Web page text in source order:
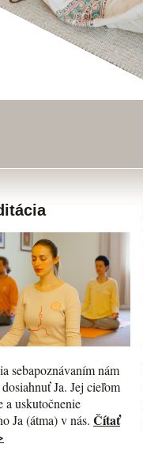
sebapoznávaním nám
Ja. Jej cieľom
a uskutočnenie
Ja (átma) v nás. Čítať